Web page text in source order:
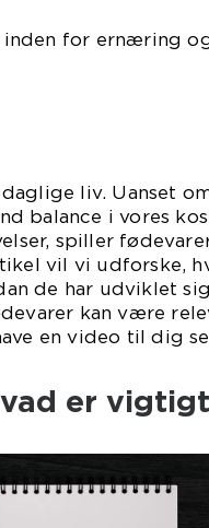
for ernæring
liv. Uanset
balance i vores
spiller
vil vi udforske,
de har udviklet
kan være
en video til dig
er